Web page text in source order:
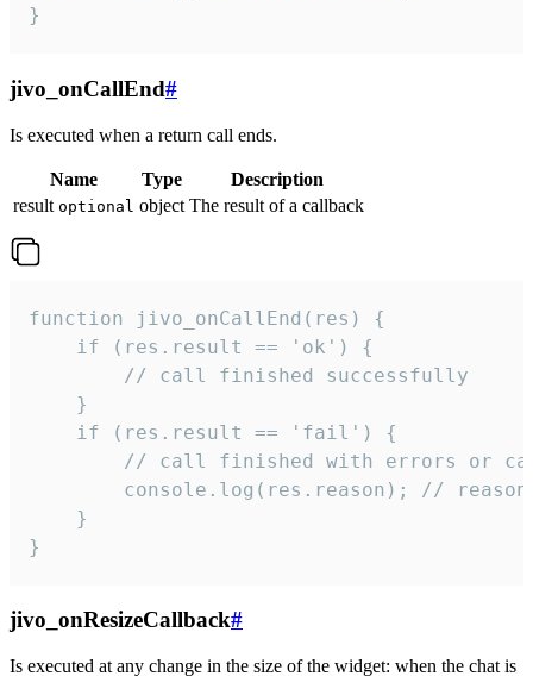
}
jivo_onCallEnd#
Is executed when a return call ends.
Name Type
Description
result optional object The result of a callback
function jivo_onCallEnd(res) {
    if (res.result == 'ok') {
        // call finished successfully
    }
    if (res.result == 'fail') {
// call finished with errors or
console.log(res.reason); //
    }
}
jivo_onResizeCallback#
Is executed at any change in the size of the widget: when the chat is